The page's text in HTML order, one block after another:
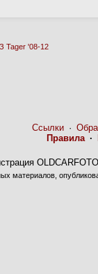
Tager '08-12
Ссылки·
Правила·
материалов,